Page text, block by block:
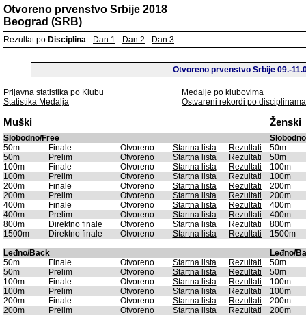
Otvoreno prvenstvo Srbije 2018
Beograd (SRB)
Rezultat po Disciplina - Dan 1 - Dan 2 - Dan 3
Otvoreno prvenstvo Srbije 09.-
Prijavna statistika po Klubu
Medalje po klubovima
Statistika Medalja
Ostvareni rekordi po disciplinama
Muški Ženski
Slobodno/Free
50m
Finale Otvoreno Startna lista Rezultati
50m
50m
Prelim Otvoreno Startna lista Rezultati
50m
100m
Finale Otvoreno Startna lista Rezultati
100m
100m
Prelim Otvoreno Startna lista Rezultati
100m
200m
Finale Otvoreno Startna lista Rezultati
200m
200m
Prelim Otvoreno Startna lista Rezultati
200m
400m
Finale Otvoreno Startna lista Rezultati
400m
400m
Prelim Otvoreno Startna lista Rezultati
400m
800m
Direktno finale Otvoreno Startna lista Rezultati
800m
1500m
Direktno finale Otvoreno Startna lista Rezultati
1500m
Leđno/Back
Leđno/
50m
Finale Otvoreno Startna lista Rezultati
50m
50m
Prelim Otvoreno Startna lista Rezultati
50m
100m
Finale Otvoreno Startna lista Rezultati
100m
100m
Prelim Otvoreno Startna lista Rezultati
100m
200m
Finale Otvoreno Startna lista Rezultati
200m
200m
Prelim Otvoreno Startna lista Rezultati
200m